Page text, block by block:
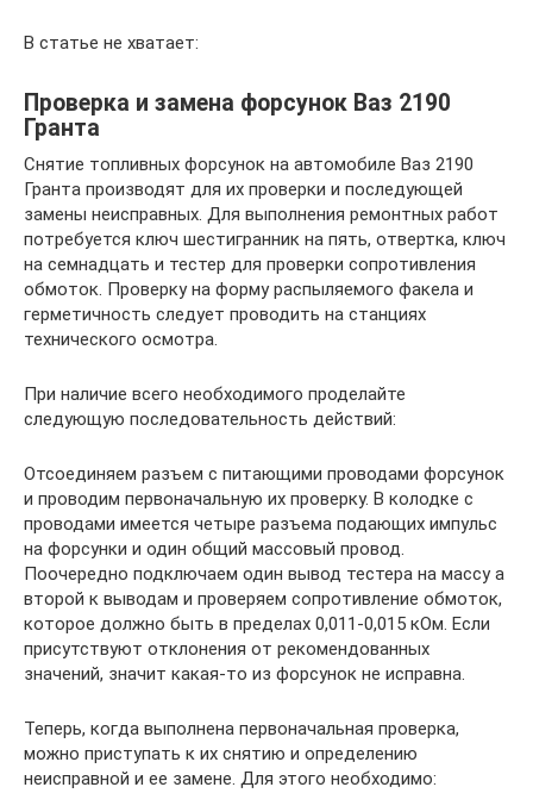
В статье не хватает:
Проверка и замена форсунок Ваз 2190
Гранта
Снятие топливных форсунок на автомобиле Ваз 2190
Гранта производят для их проверки и последующей
замены неисправных. Для выполнения ремонтных работ
потребуется ключ шестигранник на пять, отвертка, ключ
на семнадцать и тестер для проверки сопротивления
обмоток. Проверку на форму распыляемого факела и
герметичность следует проводить на станциях
технического осмотра.
При наличие всего необходимого проделайте
следующую последовательность действий:
Отсоединяем разъем с питающими проводами форсунок
и проводим первоначальную их проверку. В колодке с
проводами имеется четыре разъема подающих импульс
на форсунки и один общий массовый провод.
Поочередно подключаем один вывод тестера на массу а
второй к выводам и проверяем сопротивление обмоток,
которое должно быть в пределах 0,011-0,015 кОм. Если
присутствуют отклонения от рекомендованных
значений, значит какая-то из форсунок не исправна.
Теперь, когда выполнена первоначальная проверка,
можно приступать к их снятию и определению
неисправной и ее замене. Для этого необходимо: